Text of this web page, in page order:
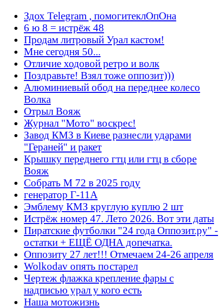
Здох Telegram , помогитеклОпОна
6 ю 8 = истрёж 48
Продам литровый Урал кастом!
Мне сегодня 50...
Отличие ходовой ретро и волк
Поздравьте! Взял тоже оппозит)))
Алюминиевый обод на переднее колесо
Волка
Отрыл Вояж
Журнал "Мото" воскрес!
Завод КМЗ в Киеве разнесли ударами
"Гераней" и ракет
Крышку переднего гтц или гтц в сборе
Вояж
Собрать М 72 в 2025 году
генератор Г-11А
Эмблему КМЗ круглую куплю 2 шт
Истрёж номер 47. Лето 2026. Вот эти даты
Пиратские футболки "24 года Оппозит.ру" -
остатки + ЕЩЁ ОДНА допечатка.
Оппозиту 27 лет!!! Отмечаем 24-26 апреля
Wolkodav опять постарел
Чертеж флажка крепление фары с
надписью урал у кого есть
Наша мотожизнь